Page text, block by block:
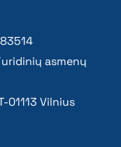
asmenų
01113 Vilnius